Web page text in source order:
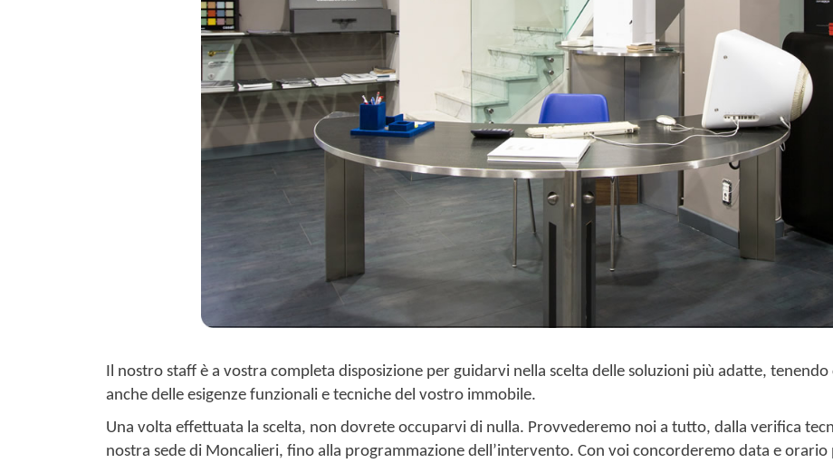
Il nostro staff è a vostra completa disposizione per guidarvi nella scelta delle soluzioni più adatte,
anche delle esigenze funzionali e tecniche del vostro immobile.
Una volta effettuata la scelta, non dovrete occuparvi di nulla. Provvederemo noi a tutto, dalla verifica
nostra sede di Moncalieri, fino alla programmazione dell’intervento. Con voi concorderemo data e orario